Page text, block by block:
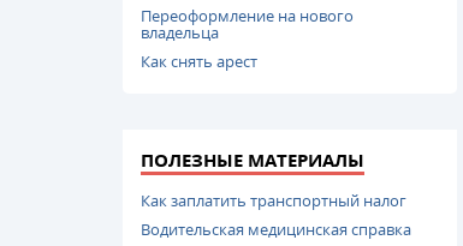
Переоформление на нового
владельца
Как снять арест
ПОЛЕЗНЫЕ МАТЕРИАЛЫ
Как заплатить транспортный налог
Водительская медицинская справка